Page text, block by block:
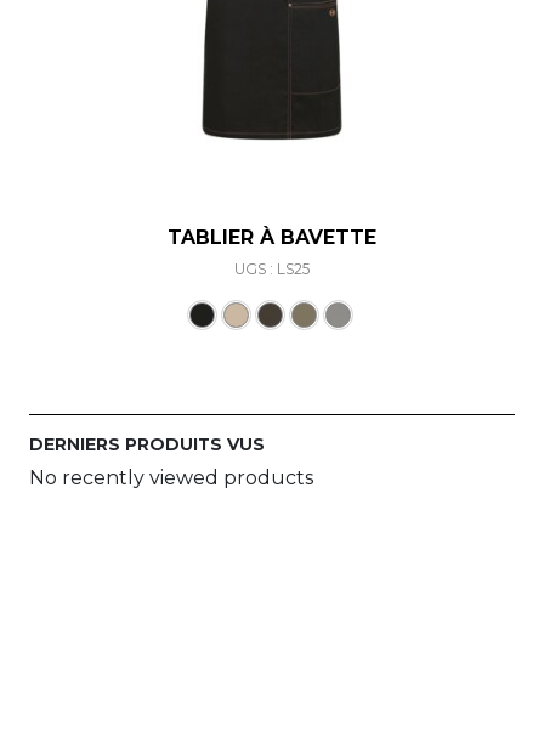
TABLIER À BAVETTE
UGS : LS25
DERNIERS PRODUITS VUS
No recently viewed products